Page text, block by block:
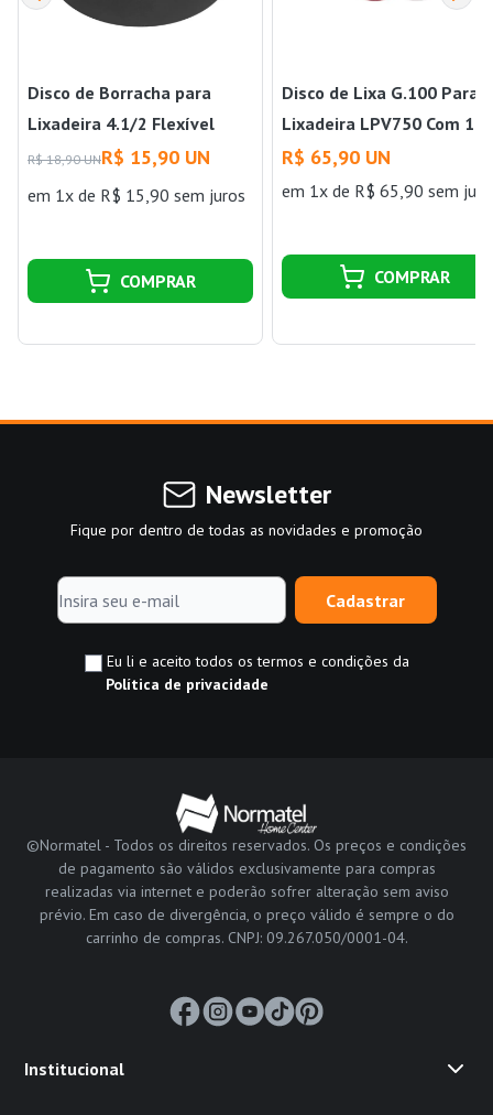
Disco de Borracha para
Lixadeira 4.1/2 Flexível
Perfil Alto Vonder
R$ 18,90 UNR$ 15,90 UN
em 1x de R$ 15,90 sem juros
COMPRAR
Disco de Lixa G.100 Para
Lixadeira LPV750 Com 10
Disco Vonder
R$ 65,90 UN
em 1x de R$ 65,90 sem
COMPRAR
Newsletter
Fique por dentro de todas as novidades e promoção
Cadastrar
Eu li e aceito todos os termos e condições da
Política de privacidade
©Normatel - Todos os direitos reservados. Os preços e condições
de pagamento são válidos exclusivamente para compras
realizadas via internet e poderão sofrer alteração sem aviso
prévio. Em caso de divergência, o preço válido é sempre o do
carrinho de compras. CNPJ: 09.267.050/0001-04.
Institucional